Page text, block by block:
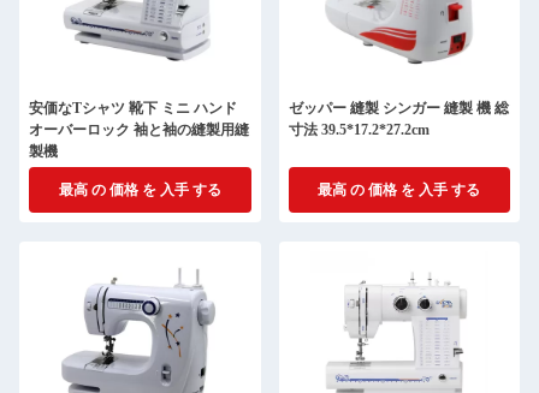
安価なTシャツ 靴下 ミニ ハンド
オーバーロック 袖と袖の縫製用縫
製機
最高 の 価格 を 入手 する
ゼッパー 縫製 シンガー 縫製 機 総
寸法 39.5*17.2*27.2cm
最高 の 価格 を 入手 する